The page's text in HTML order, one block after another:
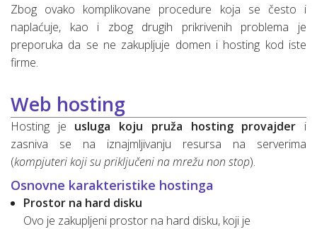
Zbog ovako komplikovane procedure koja se često i
naplaćuje, kao i zbog drugih prikrivenih problema je
preporuka da se ne zakupljuje domen i hosting kod iste
firme.
Web hosting
Hosting je usluga koju pruža hosting provajder i
zasniva se na iznajmljivanju resursa na serverima
(kompjuteri koji su priključeni na mrežu non stop).
Osnovne karakteristike hostinga
Prostor na hard disku
Ovo je zakupljeni prostor na hard disku, koji je